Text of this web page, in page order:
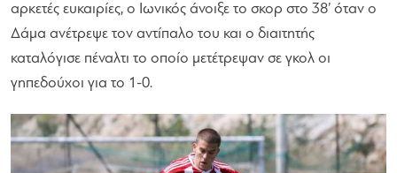
αρκετές ευκαιρίες, ο Ιωνικός άνοιξε το σκορ στο 38’ όταν ο
Δάμα ανέτρεψε τον αντίπαλο του και ο διαιτητής
καταλόγισε πέναλτι το οποίο μετέτρεψαν σε γκολ οι
γηπεδούχοι για το 1-0.